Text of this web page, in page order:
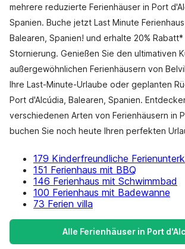
mehrere reduzierte Ferienhäuser in Port
Spanien. Buche jetzt Last Minute
Balearen, Spanien! und erhalte 20%
Stornierung. Genießen Sie den ultimativen
außergewöhnlichen Ferienhäusern von
Ihre Last-Minute-Urlaube oder geplanten
Port d'Alcúdia, Balearen, Spanien.
verschiedenen Arten von Ferienhäusern in
buchen Sie noch heute Ihren perfekten
179 Kinderfreundliche
151 Ferienhaus mit BBQ
146 Ferienhaus mit Schwimmbad
100 Ferienhaus mit Badewanne
73 Ferien villa
Alle Ferienhäuser in Port